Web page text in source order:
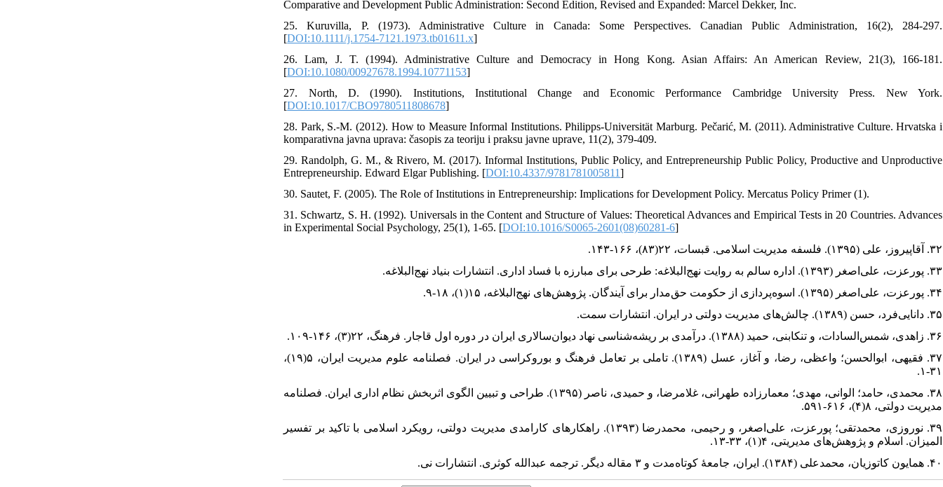
Comparative and Development Public Administration: Second Edition, Revised and Expanded: Marcel Dekker, Inc.
25. Kuruvilla, P. (1973). Administrative Culture in Canada: Some Perspectives. Canadian Public Administration, 16(2), 284-297.
[DOI:10.1111/j.1754-7121.1973.tb01611.x]
26. Lam, J. T. (1994). Administrative Culture and Democracy in Hong Kong. Asian Affairs: An American Review, 21(3), 166-181.
[DOI:10.1080/00927678.1994.10771153]
27. North, D. (1990). Institutions, Institutional Change and Economic Performance Cambridge University Press. New York.
[DOI:10.1017/CBO9780511808678]
28. Park, S.-M. (2012). How to Measure Informal Institutions. Philipps-Universität Marburg. Pečarić, M. (2011). Administrative Culture. Hrvatska i
komparativna javna uprava: časopis za teoriju i praksu javne uprave, 11(2), 379-409.
29. Randolph, G. M., & Rivero, M. (2017). Informal Institutions, Public Policy, and Entrepreneurship Public Policy, Productive and Unproductive
Entrepreneurship. Edward Elgar Publishing. [DOI:10.4337/9781781005811]
30. Sautet, F. (2005). The Role of Institutions in Entrepreneurship: Implications for Development Policy. Mercatus Policy Primer (1).
31. Schwartz, S. H. (1992). Universals in the Content and Structure of Values: Theoretical Advances and Empirical Tests in 20 Countries. Advances
in Experimental Social Psychology, 25(1), 1-65. [DOI:10.1016/S0065-2601(08)60281-6]
۳۲. آقاپیروز، علی (۱۳۹۵). فلسفه مدیریت اسلامی. قبسات، ۲۲(۸۳)، ۱۶۶-۱۴۳.
۳۳. پورعزت، علی‌اصغر (۱۳۹۳). اداره سالم به روایت نهج‌البلاغه: طرحی برای مبارزه با فساد اداری. انتشارات بنیاد نهج‌البلاغه.
۳۴. پورعزت، علی‌اصغر (۱۳۹۵). اسوه‌پردازی از حکومت حق‌مدار برای آیندگان. پژوهش‌های نهج‌البلاغه، ۱۵(۱)، ۱۸-۹.
۳۵. دانایی‌فرد، حسن (۱۳۸۹). چالش‌های مدیریت دولتی در ایران. انتشارات سمت.
۳۶. زاهدی، شمس‌السادات، و تنکابنی، حمید (۱۳۸۸). درآمدی بر ریشه‌شناسی نهاد دیوان‌سالاری ایران در دوره اول قاجار. فرهنگ، ۲۲(۳)، ۱۴۶-۱۰۹.
۳۷. فقیهی، ابوالحسن؛ واعظی، رضا، و آغاز، عسل (۱۳۸۹). تاملی بر تعامل فرهنگ و بوروکراسی در ایران. فصلنامه علوم مدیریت ایران، ۵(۱۹)،
۳۱-۱.
۳۸. محمدی، حامد؛ الوانی، مهدی؛ معمارزاده طهرانی، غلامرضا، و حمیدی، ناصر (۱۳۹۵). طراحی و تبیین الگوی اثربخش نظام اداری ایران. فصلنامه
مدیریت دولتی، ۸(۴)، ۶۱۶-۵۹۱.
۳۹. نوروزی، محمدتقی؛ پورعزت، علی‌اصغر، و رحیمی، محمدرضا (۱۳۹۳). راهکارهای کارامدی مدیریت دولتی، رویکرد اسلامی با تاکید بر تفسیر
المیزان. اسلام و پژوهش‌های مدیریتی، ۴(۱)، ۳۳-۱۳.
۴۰. همایون کاتوزیان، محمدعلی (۱۳۸۴). ایران، جامعۀ کوتاه‌مدت و ۳ مقاله دیگر. ترجمه عبدالله کوثری. انتشارات نی.